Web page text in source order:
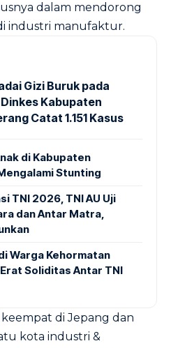
dalam mendorong
industri manufaktur.
Gizi Buruk pada
Kabupaten
Catat 1.151 Kasus
di Kabupaten
Stunting
TNI 2026, TNI AU Uji
dan Antar Matra,
Warga Kehormatan
Soliditas Antar TNI
di Jepang dan
kota industri &